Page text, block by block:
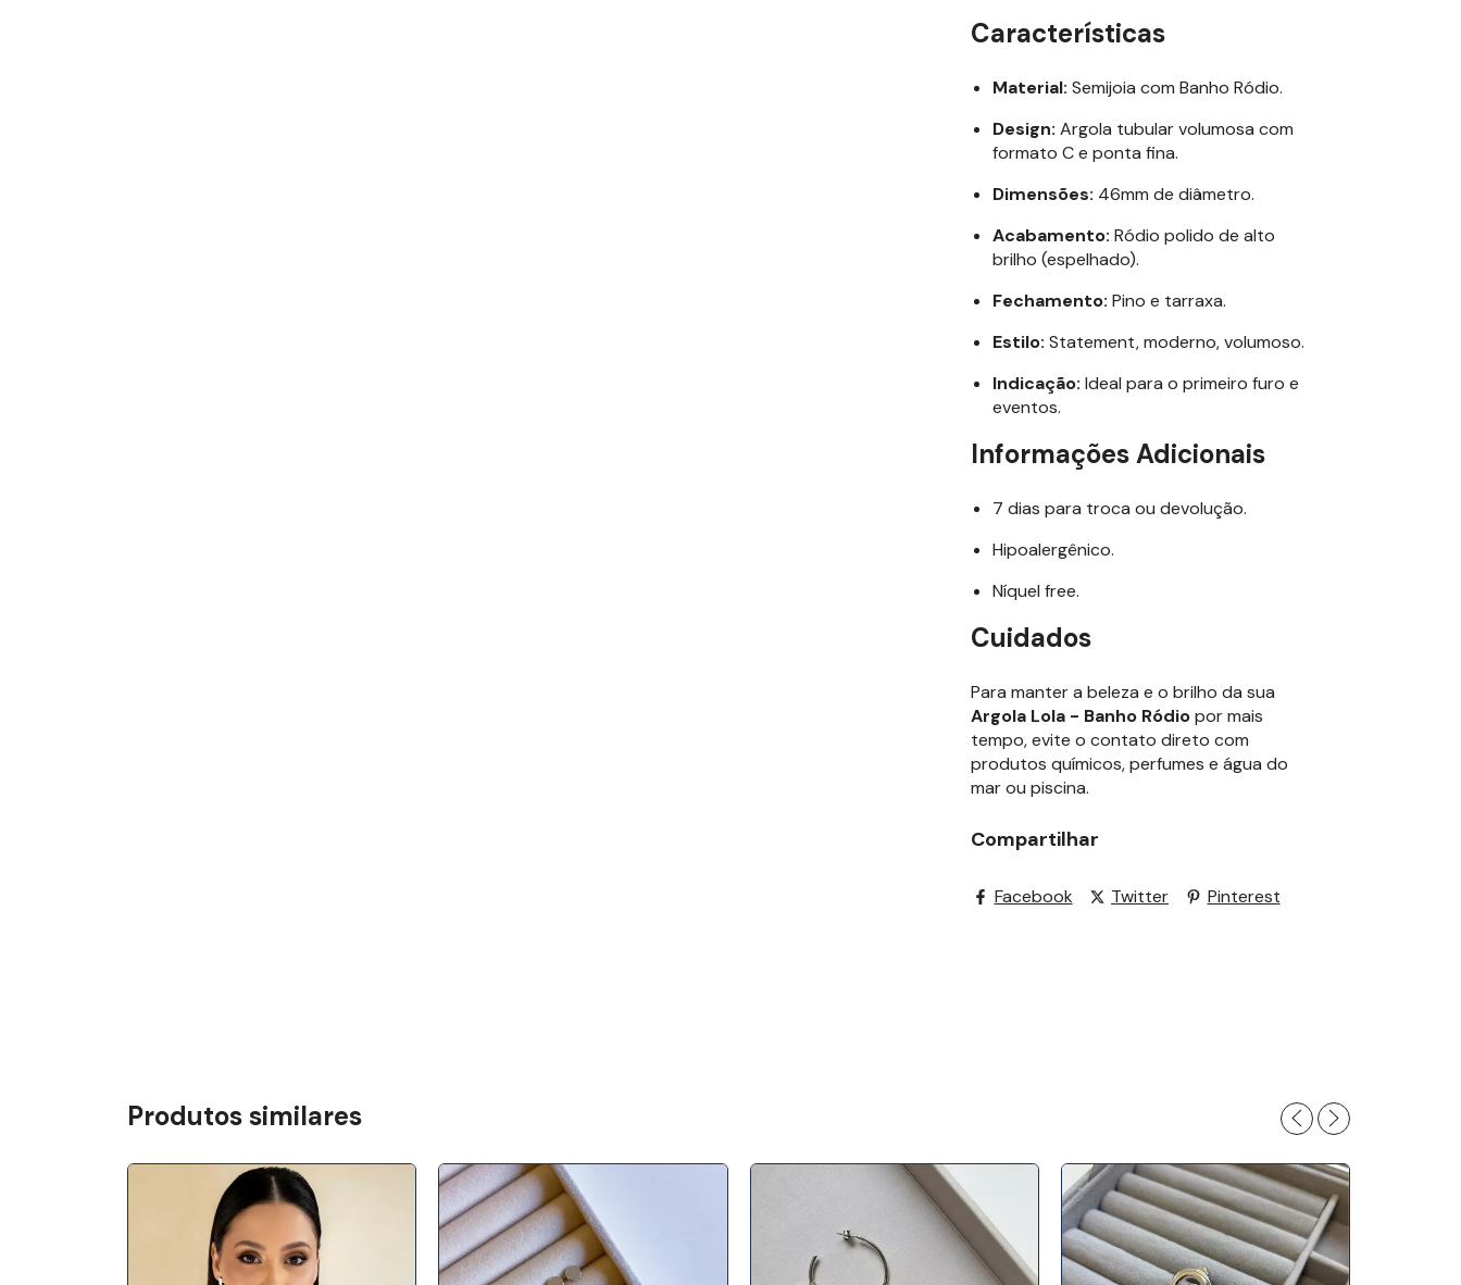
Características
Material: Semijoia com Banho Ródio.
Design: Argola tubular volumosa com
formato C e ponta fina.
Dimensões: 46mm de diâmetro.
Acabamento: Ródio polido de alto
brilho (espelhado).
Fechamento: Pino e tarraxa.
Estilo: Statement, moderno, volumoso.
Indicação: Ideal para o primeiro furo e
eventos.
Informações Adicionais
7 dias para troca ou devolução.
Hipoalergênico.
Níquel free.
Cuidados
Para manter a beleza e o brilho da sua
Argola Lola - Banho Ródiopor mais
tempo, evite o contato direto com
produtos químicos, perfumes e água do
mar ou piscina.
Compartilhar
Facebook Twitter Pinterest
Produtos similares